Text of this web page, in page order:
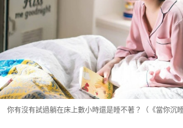
你有沒有試過躺在床上數小時還是睡不著？（《當你沉睡